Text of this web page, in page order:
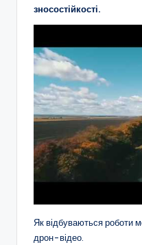
зносостійкості.
Як відбуваються роботи
дрон-відео.